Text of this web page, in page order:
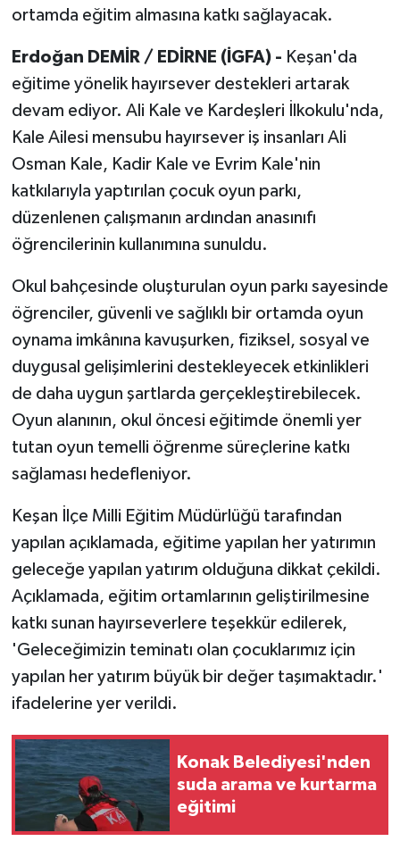
ortamda eğitim almasına katkı sağlayacak.
Erdoğan DEMİR / EDİRNE (İGFA) - Keşan'da
eğitime yönelik hayırsever destekleri artarak
devam ediyor. Ali Kale ve Kardeşleri İlkokulu'nda,
Kale Ailesi mensubu hayırsever iş insanları Ali
Osman Kale, Kadir Kale ve Evrim Kale'nin
katkılarıyla yaptırılan çocuk oyun parkı,
düzenlenen çalışmanın ardından anasınıfı
öğrencilerinin kullanımına sunuldu.
Okul bahçesinde oluşturulan oyun parkı sayesinde
öğrenciler, güvenli ve sağlıklı bir ortamda oyun
oynama imkânına kavuşurken, fiziksel, sosyal ve
duygusal gelişimlerini destekleyecek etkinlikleri
de daha uygun şartlarda gerçekleştirebilecek.
Oyun alanının, okul öncesi eğitimde önemli yer
tutan oyun temelli öğrenme süreçlerine katkı
sağlaması hedefleniyor.
Keşan İlçe Milli Eğitim Müdürlüğü tarafından
yapılan açıklamada, eğitime yapılan her yatırımın
geleceğe yapılan yatırım olduğuna dikkat çekildi.
Açıklamada, eğitim ortamlarının geliştirilmesine
katkı sunan hayırseverlere teşekkür edilerek,
'Geleceğimizin teminatı olan çocuklarımız için
yapılan her yatırım büyük bir değer taşımaktadır.'
ifadelerine yer verildi.
Konak Belediyesi'nden
suda arama ve kurtarma
eğitimi